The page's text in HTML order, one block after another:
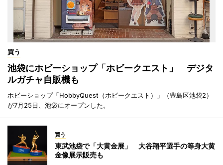
買う
池袋にホビーショップ「ホビークエスト」 デジタ
ルガチャ自販機も
ホビーショップ「HobbyQuest（ホビークエスト）」（豊島区池袋2）
が7月25日、池袋にオープンした。
買う
東武池袋で「大黄金展」 大谷翔平選手の等身大黄
金像展示販売も